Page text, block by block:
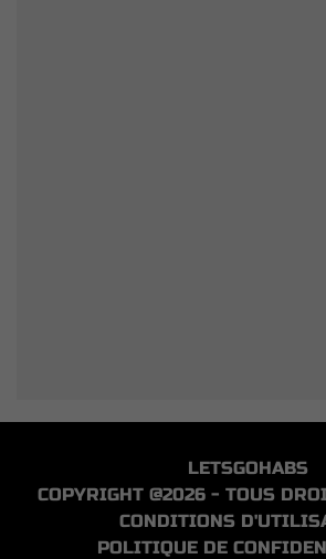
LETSGOHABS
COPYRIGHT @2026 - TOUS
CONDITIONS
POLITIQUE DE